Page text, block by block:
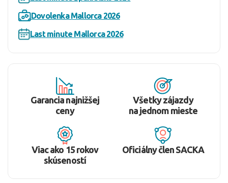
Dovolenka Mallorca 2026
Last minute Mallorca 2026
Garancia najnižšej
ceny
Všetky zájazdy
na jednom mieste
Viac ako 15 rokov
skúseností
Oficiálny člen SACKA